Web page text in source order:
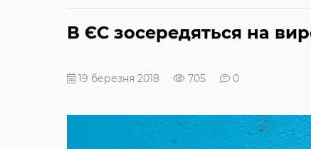
В ЄС зосередяться на
19 березня 2018 705 0